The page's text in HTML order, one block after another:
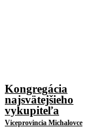
Kongregácia
najsvätejšieho
vykupiteľa
Viceprovincia Michalovce